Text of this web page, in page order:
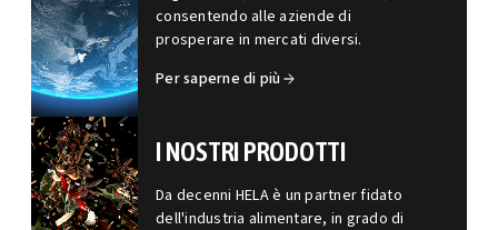
consentendo alle aziende di
prosperare in mercati diversi.
Per saperne di più
I NOSTRI PRODOTTI
Da decenni HELA è un partner fidato
dell'industria alimentare, in grado di